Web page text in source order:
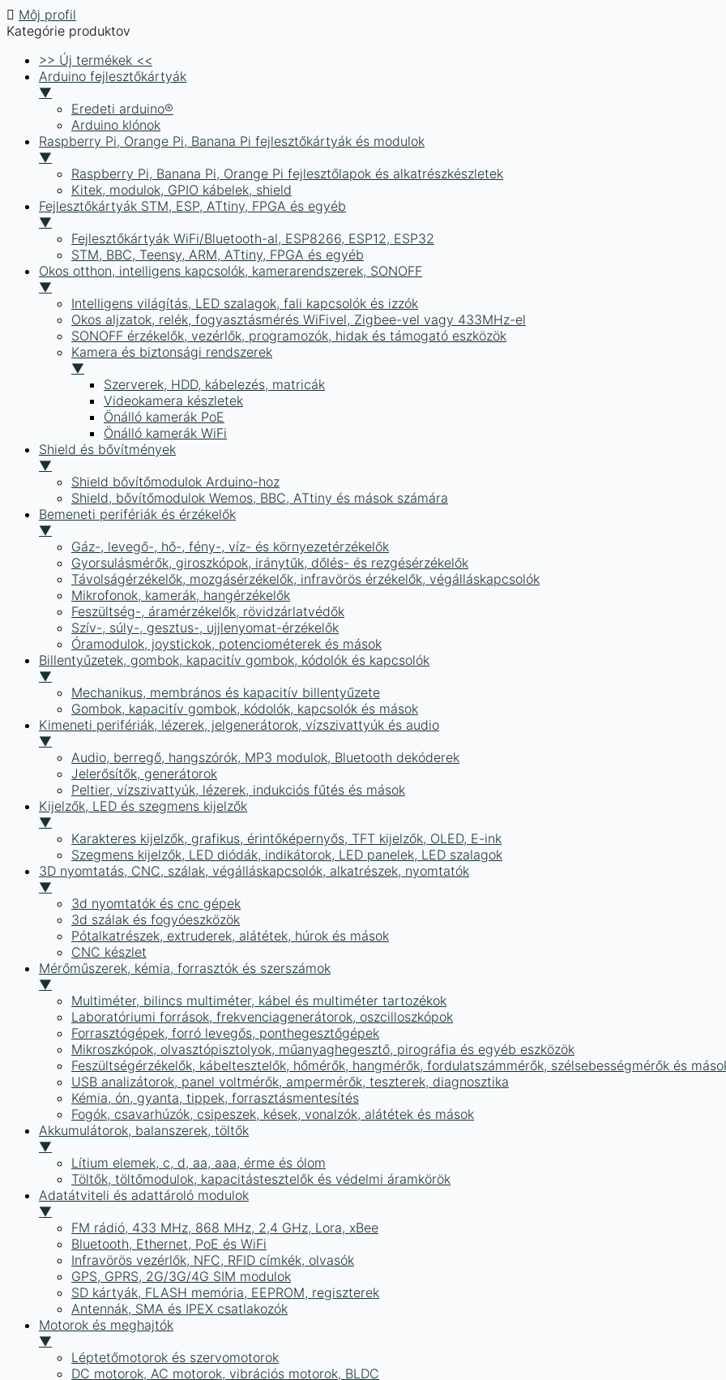
Môj profil
Kategórie produktov
>> Új termékek <<
Arduino fejlesztőkártyák
▼
Eredeti arduino®
Arduino klónok
Raspberry Pi, Orange Pi, Banana Pi fejlesztőkártyák és modulok
▼
Raspberry Pi, Banana Pi, Orange Pi fejlesztőlapok és alkatrészkészletek
Kitek, modulok, GPIO kábelek, shield
Fejlesztőkártyák STM, ESP, ATtiny, FPGA és egyéb
▼
Fejlesztőkártyák WiFi/Bluetooth-al, ESP8266, ESP12, ESP32
STM, BBC, Teensy, ARM, ATtiny, FPGA és egyéb
Okos otthon, intelligens kapcsolók, kamerarendszerek, SONOFF
▼
Intelligens világítás, LED szalagok, fali kapcsolók és izzók
Okos aljzatok, relék, fogyasztásmérés WiFivel, Zigbee-vel vagy 433MHz-el
SONOFF érzékelők, vezérlők, programozók, hidak és támogató eszközök
Kamera és biztonsági rendszerek
▼
Szerverek, HDD, kábelezés, matricák
Videokamera készletek
Önálló kamerák PoE
Önálló kamerák WiFi
Shield és bővítmények
▼
Shield bővítőmodulok Arduino-hoz
Shield, bővítőmodulok Wemos, BBC, ATtiny és mások számára
Bemeneti perifériák és érzékelők
▼
Gáz-, levegő-, hő-, fény-, víz- és környezetérzékelők
Gyorsulásmérők, giroszkópok, iránytűk, dőlés- és rezgésérzékelők
Távolságérzékelők, mozgásérzékelők, infravörös érzékelők, végálláskapcsolók
Mikrofonok, kamerák, hangérzékelők
Feszültség-, áramérzékelők, rövidzárlatvédők
Szív-, súly-, gesztus-, ujjlenyomat-érzékelők
Óramodulok, joystickok, potenciométerek és mások
Billentyűzetek, gombok, kapacitív gombok, kódolók és kapcsolók
▼
Mechanikus, membrános és kapacitív billentyűzete
Gombok, kapacitív gombok, kódolók, kapcsolók és mások
Kimeneti perifériák, lézerek, jelgenerátorok, vízszivattyúk és audio
▼
Audio, berregő, hangszórók, MP3 modulok, Bluetooth dekóderek
Jelerősítők, generátorok
Peltier, vízszivattyúk, lézerek, indukciós fűtés és mások
Kijelzők, LED és szegmens kijelzők
▼
Karakteres kijelzők, grafikus, érintőképernyős, TFT kijelzők, OLED, E-ink
Szegmens kijelzők, LED diódák, indikátorok, LED panelek, LED szalagok
3D nyomtatás, CNC, szálak, végálláskapcsolók, alkatrészek, nyomtatók
▼
3d nyomtatók és cnc gépek
3d szálak és fogyóeszközök
Pótalkatrészek, extruderek, alátétek, húrok és mások
CNC készlet
Mérőműszerek, kémia, forrasztók és szerszámok
▼
Multiméter, bilincs multiméter, kábel és multiméter tartozékok
Laboratóriumi források, frekvenciagenerátorok, oszcilloszkópok
Forrasztógépek, forró levegős, ponthegesztőgépek
Mikroszkópok, olvasztópisztolyok, műanyaghegesztő, pirográfia és egyéb eszközök
Feszültségérzékelők, kábeltesztelők, hőmérők, hangmérők, fordulatszámmérők, szélsebességmérők és
USB analizátorok, panel voltmérők, ampermérők, teszterek, diagnosztika
Kémia, ón, gyanta, tippek, forrasztásmentesítés
Fogók, csavarhúzók, csipeszek, kések, vonalzók, alátétek és mások
Akkumulátorok, balanszerek, töltők
▼
Lítium elemek, c, d, aa, aaa, érme és ólom
Töltők, töltőmodulok, kapacitástesztelők és védelmi áramkörök
Adatátviteli és adattároló modulok
▼
FM rádió, 433 MHz, 868 MHz, 2,4 GHz, Lora, xBee
Bluetooth, Ethernet, PoE és WiFi
Infravörös vezérlők, NFC, RFID címkék, olvasók
GPS, GPRS, 2G/3G/4G SIM modulok
SD kártyák, FLASH memória, EEPROM, regiszterek
Antennák, SMA és IPEX csatlakozók
Motorok és meghajtók
▼
Léptetőmotorok és szervomotorok
DC motorok, AC motorok, vibrációs motorok, BLDC